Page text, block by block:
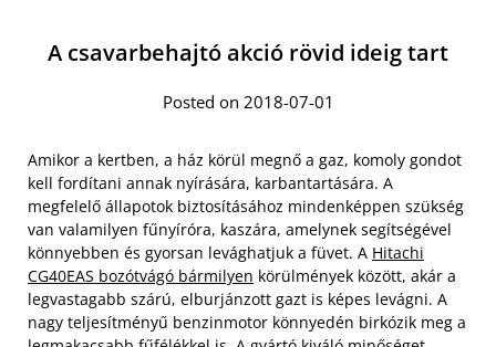
A csavarbehajtó akció rövid ideig tart
Posted on 2018-07-01
Amikor a kertben, a ház körül megnő a gaz, komoly gondot
kell fordítani annak nyírására, karbantartására. A
megfelelő állapotok biztosításához mindenképpen szükség
van valamilyen fűnyíróra, kaszára, amelynek segítségével
könnyebben és gyorsan levághatjuk a füvet. A Hitachi
CG40EAS bozótvágó bármilyen körülmények között, akár a
legvastagabb szárú, elburjánzott gazt is képes levágni. A
nagy teljesítményű benzinmotor könnyedén birkózik meg a